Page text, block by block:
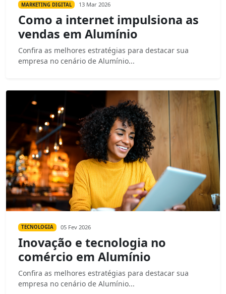
MARKETING DIGITAL 13 Mar 2026
Como a internet impulsiona as
vendas em Alumínio
Confira as melhores estratégias para destacar sua
empresa no cenário de Alumínio...
TECNOLOGIA 05 Fev 2026
Inovação e tecnologia no
comércio em Alumínio
Confira as melhores estratégias para destacar sua
empresa no cenário de Alumínio...